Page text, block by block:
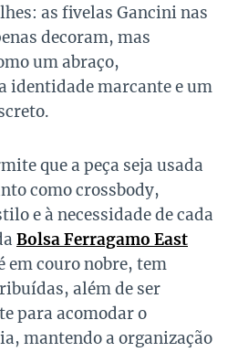
as fivelas Gancini nas
decoram, mas
um abraço,
identidade marcante e um
que a peça seja usada
como crossbody,
e à necessidade de cada
Bolsa Ferragamo East
em couro nobre, tem
além de ser
para acomodar o
mantendo a organização